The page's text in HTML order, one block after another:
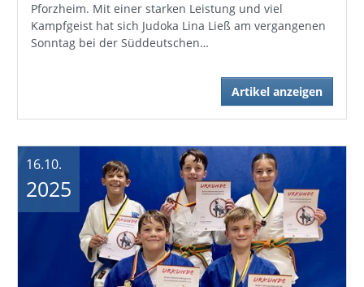
Pforzheim. Mit einer starken Leistung und viel
Kampfgeist hat sich Judoka Lina Ließ am vergangenen
Sonntag bei der Süddeutschen…
Artikel anzeigen
16.10.
2025